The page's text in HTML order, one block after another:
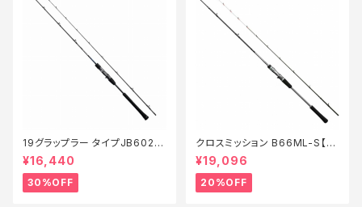
19グラップラー タイプJB602
【特価竿】【30】
¥16,440
30%OFF
クロスミッション B66ML-S【特
価竿】【20】
¥19,096
20%OFF